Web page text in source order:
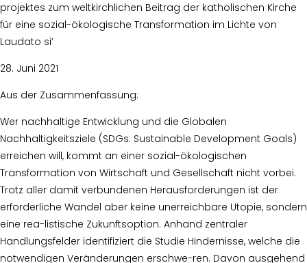
projektes zum weltkirchlichen Beitrag der katholischen Kirche
für eine sozial-ökologische Transformation im Lichte von
Laudato si’
28. Juni 2021
Aus der Zusammenfassung:
Wer nachhaltige Entwicklung und die Globalen
Nachhaltigkeitsziele (SDGs: Sustainable Development Goals)
erreichen will, kommt an einer sozial-ökologischen
Transformation von Wirtschaft und Gesellschaft nicht vorbei.
Trotz aller damit verbundenen Herausforderungen ist der
erforderliche Wandel aber keine unerreichbare Utopie, sondern
eine rea-listische Zukunftsoption. Anhand zentraler
Handlungsfelder identifiziert die Studie Hindernisse, welche die
notwendigen Veränderungen erschwe-ren. Davon ausgehend